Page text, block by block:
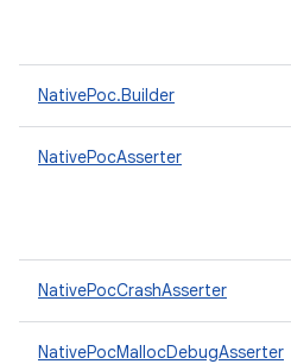
NativePoc.Builder
NativePocAsserter
NativePocCrashAsserter
NativePocMallocDebugAsserter